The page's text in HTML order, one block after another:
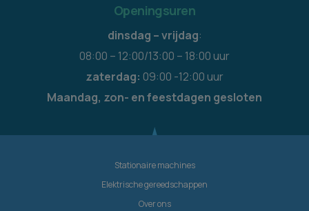
Openingsuren
dinsdag – vrijdag:
08:00 – 12:00/13:00 – 18:00 uur
zaterdag: 09:00 -12:00 uur
Maandag, zon- en feestdagen gesloten
Stationaire machines
Elektrische gereedschappen
Over ons